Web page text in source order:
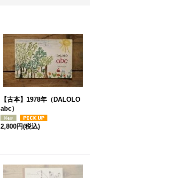
【古本】1978年（DALOLO
abc）
2,800円(税込)